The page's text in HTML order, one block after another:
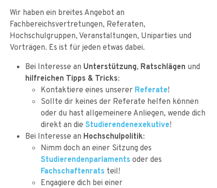
Wir haben ein breites Angebot an
Fachbereichsvertretungen, Referaten,
Hochschulgruppen, Veranstaltungen, Uniparties und
Vorträgen. Es ist für jeden etwas dabei.
Bei Interesse an Unterstützung, Ratschlägen und
hilfreichen Tipps & Tricks:
Kontaktiere eines unserer Referate!
Sollte dir keines der Referate helfen können
oder du hast allgemeinere Anliegen, wende dich
direkt an die Studierendenexekutive!
Bei Interesse an Hochschulpolitik:
Nimm doch an einer Sitzung des
Studierendenparlaments oder des
Fachschaftenrats teil!
Engagiere dich bei einer